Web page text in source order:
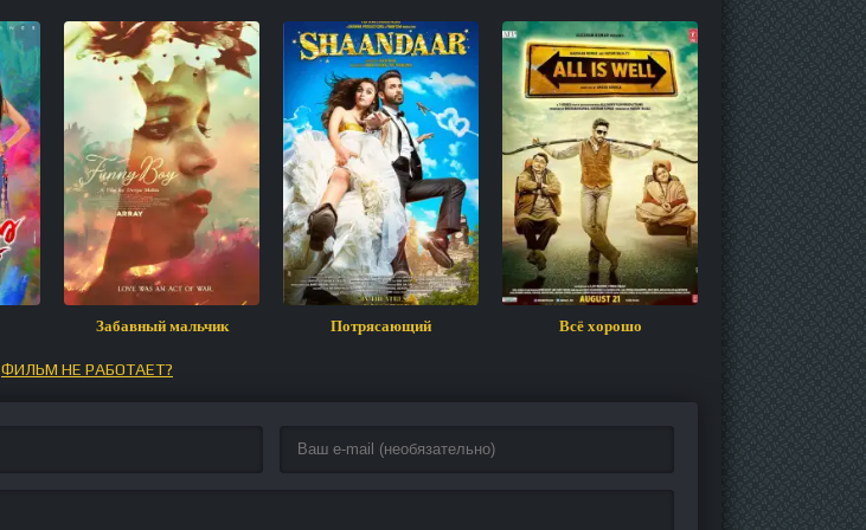
Забавный мальчик Потрясающий Всё хорошо Невероятная
ФИЛЬМ НЕ РАБОТАЕТ?